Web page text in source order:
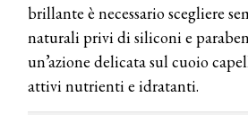
brillante è necessario scegliere
naturali privi di siliconi e
un’azione delicata sul cuoio
attivi nutrienti e idratanti.